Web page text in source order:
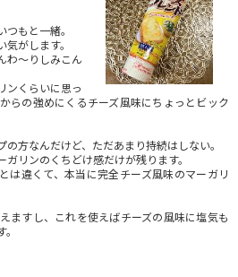
もと一緒。
がします。
わ〜りしみこん
ンくらいに思っ
らの強めにくるチーズ風味にちょっとビック
方なんだけど、ただあまり持続はしない。
リンのくちどけ感だけが残ります。
は違くて、本当に完全チーズ風味のマーガリ
ますし、これを使えばチーズの風味に塩気も